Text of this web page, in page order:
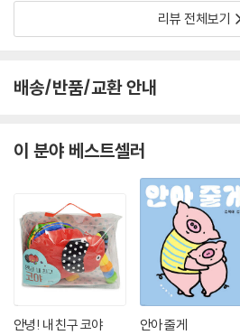
도 괜찮다.목욕시간을 싫어하는 아기들에게는
리뷰 전체보기
배송/반품/교환 안내
이 분야 베스트셀러
안녕! 내 친구 코야 안아 줄게